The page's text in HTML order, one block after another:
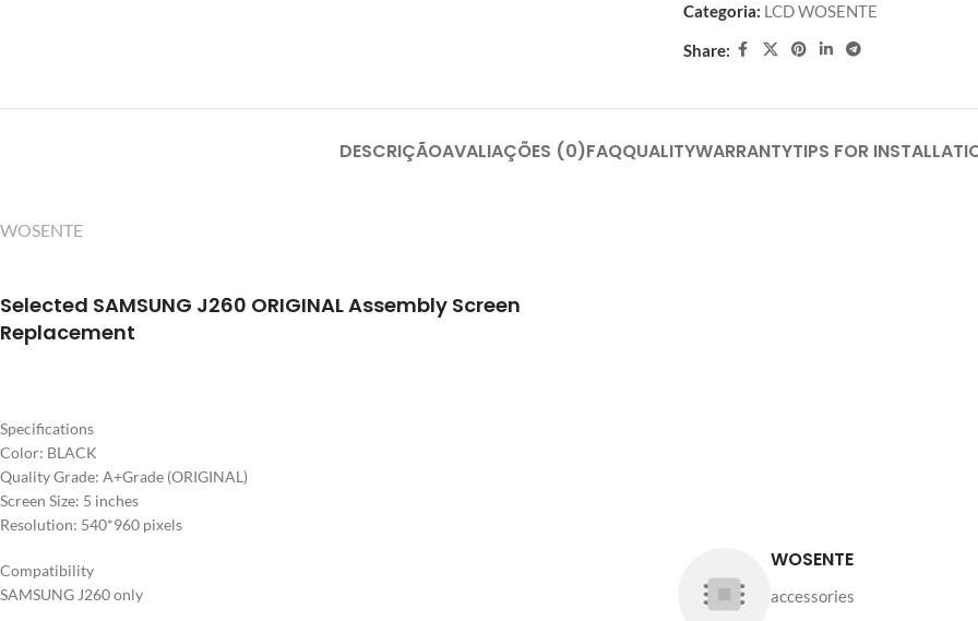
Categoria: LCD WOSENTE
Share:
DESCRIÇÃOAVALIAÇÕES (0)FAQQUALITYWARRANTYTIPS FOR
WOSENTE
Selected SAMSUNG J260 ORIGINAL Assembly Screen
Replacement
Specifications
Color: BLACK
Quality Grade: A+Grade (ORIGINAL)
Screen Size: 5 inches
Resolution: 540*960 pixels
Compatibility
SAMSUNG J260 only
WOSENTE
accessories